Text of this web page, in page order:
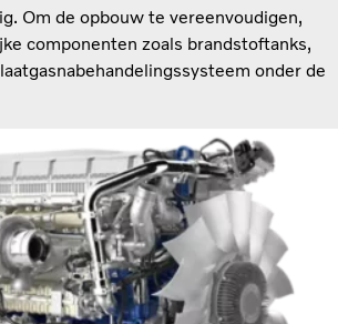
Om de opbouw te vereenvoudigen,
componenten zoals brandstoftanks,
onder de